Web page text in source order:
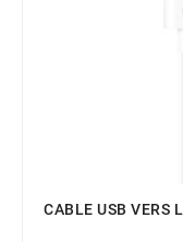
CABLE USB VERS